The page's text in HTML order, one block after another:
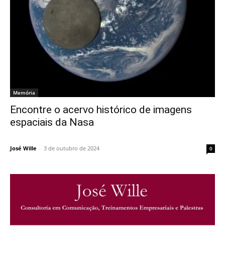
Memória
Encontre o acervo histórico de imagens
espaciais da Nasa
José Wille - 3 de outubro de 2024 0